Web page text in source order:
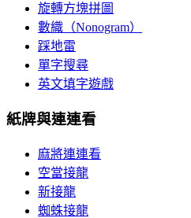
旋轉方塊拼圖
數織（Nonogram）
踩地雷
單字搜尋
英文填字遊戲
紙牌與連連看
麻將連連看
空當接龍
新接龍
蜘蛛接龍